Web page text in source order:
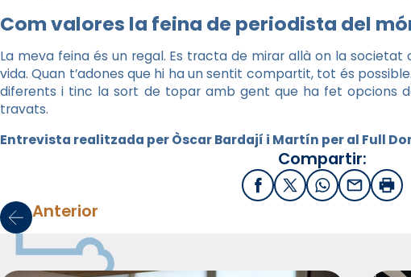
Com valores la feina de periodista del
La meva feina és un regal. Es tracta de mirar allà on la societat
vida. Quan t’adones que hi ha un sentit compartit, tot és
diferents i tinc la sort de topar amb gent que ha fet opcions
travats.
Entrevista realitzada per Òscar Bardají i Martín per al Full
Compartir:
FacebookX / Twitter
WhatsApp
Email
Anterior